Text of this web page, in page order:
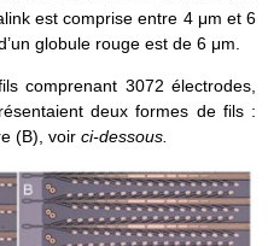
est comprise entre 4 μm et 6
globule rouge est de 6 μm.
comprenant 3072 électrodes,
deux formes de fils :
(B), voir ci-dessous.